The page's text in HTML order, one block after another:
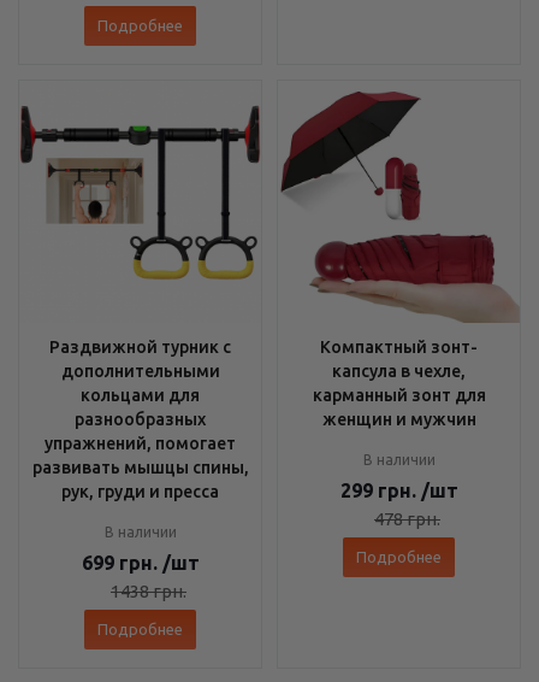
Подробнее
Раздвижной турник с
дополнительными
кольцами для
разнообразных
упражнений, помогает
развивать мышцы спины,
рук, груди и пресса
В наличии
699 грн. /шт
1438грн.
Подробнее
Компактный зонт-
капсула в чехле,
карманный зонт для
женщин и мужчин
В наличии
299 грн. /шт
478грн.
Подробнее